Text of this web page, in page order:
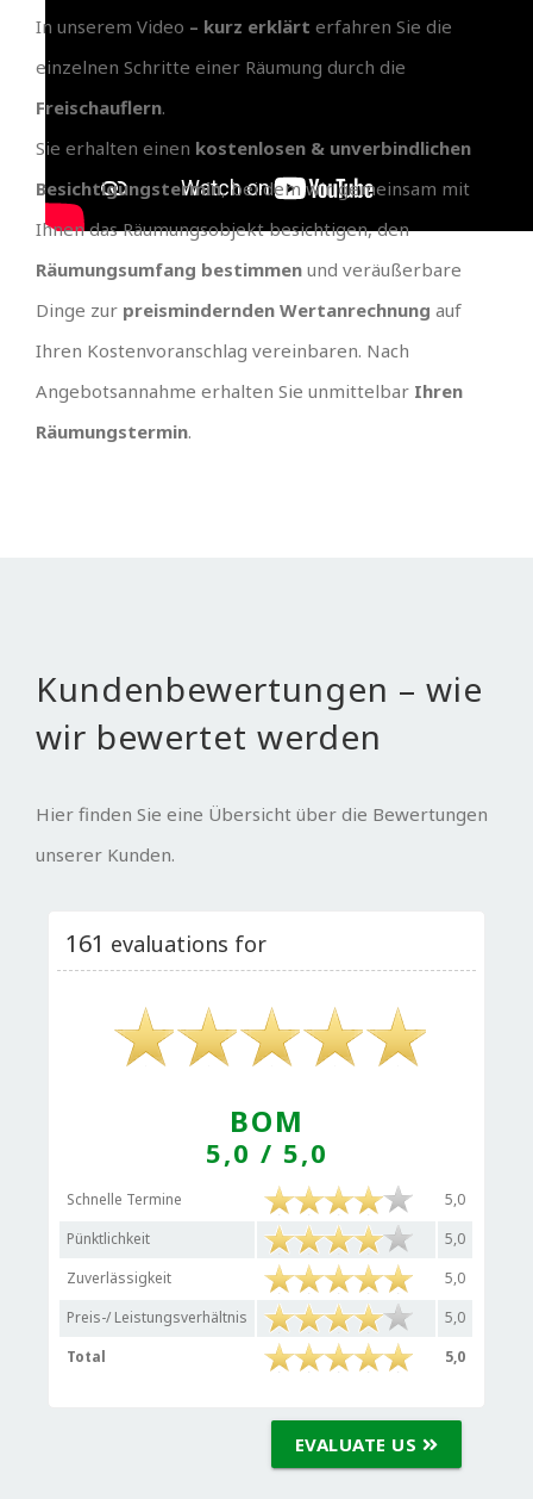
In unserem Video – kurz erklärt erfahren Sie die
einzelnen Schritte einer Räumung durch die
Freischauflern.
Sie erhalten einen kostenlosen & unverbindlichen
Besichtigungstermin, bei dem wir gemeinsam mit
Ihnen das Räumungsobjekt besichtigen, den
Räumungsumfang bestimmen und veräußerbare
Dinge zur preismindernden Wertanrechnung auf
Ihren Kostenvoranschlag vereinbaren. Nach
Angebotsannahme erhalten Sie unmittelbar Ihren
Räumungstermin.
Kundenbewertungen – wie
wir bewertet werden
Hier finden Sie eine Übersicht über die Bewertungen
unserer Kunden.
161 evaluations for
BOM
5,0 / 5,0
Schnelle Termine
5,0
Pünktlichkeit
5,0
Zuverlässigkeit
5,0
Preis-/ Leistungsverhältnis
5,0
Total
5,0
EVALUATE US